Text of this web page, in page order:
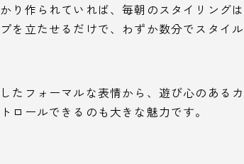
り作られていれば、毎朝のスタイリングは
を立たせるだけで、わずか数分でスタイル
たフォーマルな表情から、遊び心のあるカ
ロールできるのも大きな魅力です。